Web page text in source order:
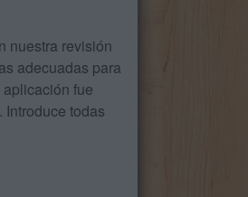
nuestra revisión
adecuadas para
fue
todas